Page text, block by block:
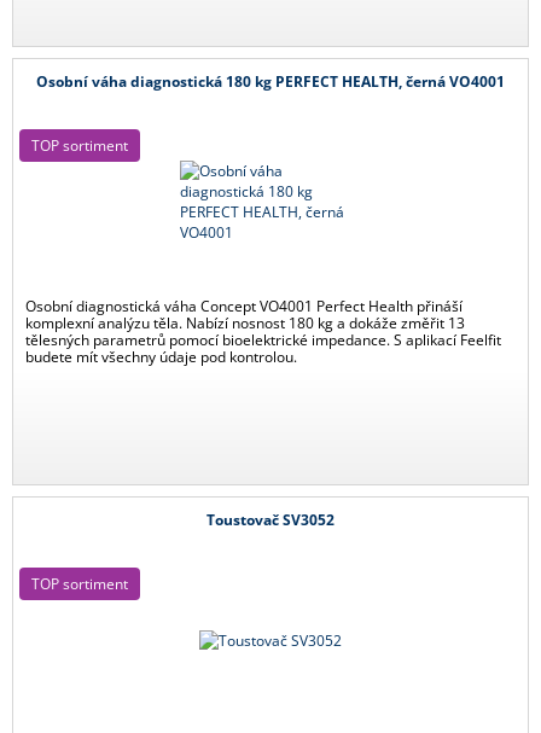
Osobní váha diagnostická 180 kg PERFECT HEALTH, černá VO4001
Osobní diagnostická váha Concept VO4001 Perfect Health přináší
komplexní analýzu těla. Nabízí nosnost 180 kg a dokáže změřit 13
tělesných parametrů pomocí bioelektrické impedance. S aplikací Feelfit
budete mít všechny údaje pod kontrolou.
TOP sortiment
Toustovač SV3052
TOP sortiment